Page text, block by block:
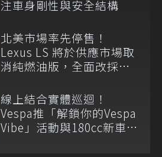
注車身剛性與安全結構
北美市場率先停售！
Lexus LS 將於供應市場取
消純燃油版，全面改採單
線上結合實體巡迴！
Vespa推「解鎖你的Vespa
Vibe」活動與180cc新車全